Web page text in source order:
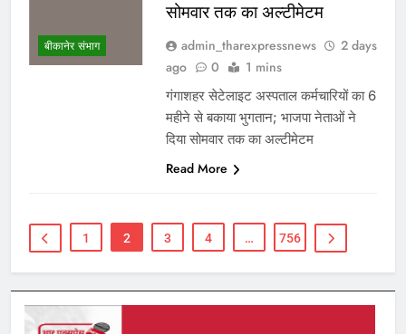
बीकानेर संभाग
सोमवार तक का अल्टीमेटम
admin_tharexpressnews
2 days
ago
0 1 mins
गंगाशहर सेटेलाइट अस्पताल कर्मचारियों का 6
महीने से बकाया भुगतान; भाजपा नेताओं ने
दिया सोमवार तक का अल्टीमेटम
Read More
1 2 3 4 … 756